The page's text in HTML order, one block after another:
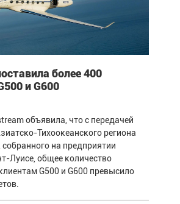
более 400
и G600
объявила, что с передачей
Тихоокеанского региона
собранного на предприятии
Луисе, общее количество
G500 и G600 превысило